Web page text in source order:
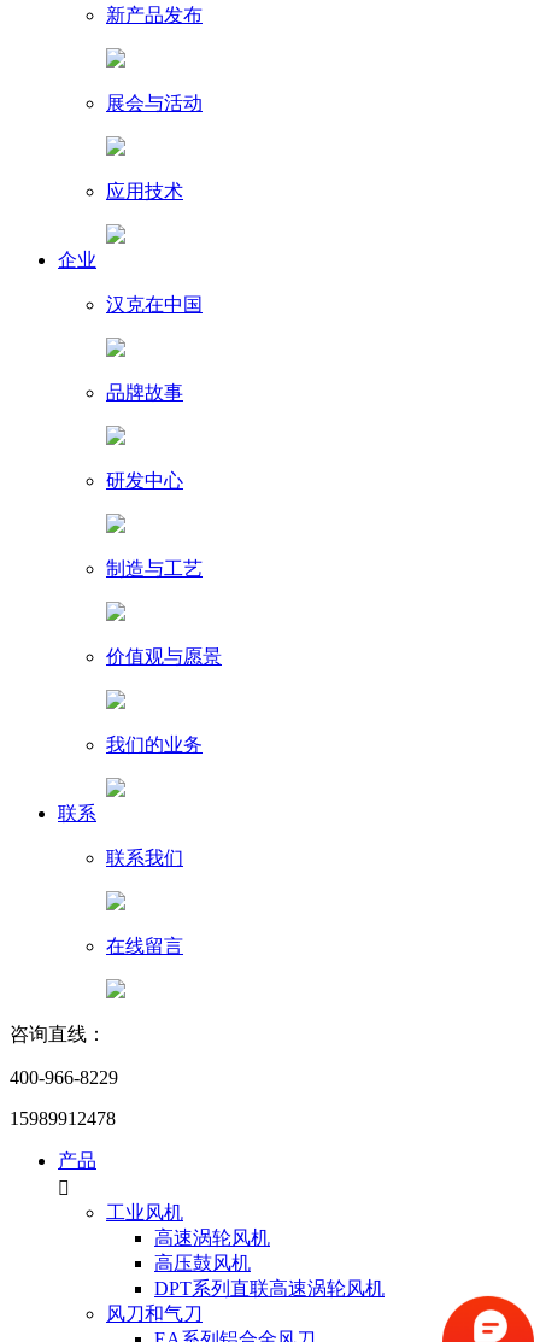
新产品发布
展会与活动
应用技术
企业
汉克在中国
品牌故事
研发中心
制造与工艺
价值观与愿景
我们的业务
联系
联系我们
在线留言
咨询直线：
400-966-8229
15989912478
产品

工业风机
高速涡轮风机
高压鼓风机
DPT系列直联高速涡轮风机
风刀和气刀